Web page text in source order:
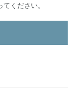
ください。